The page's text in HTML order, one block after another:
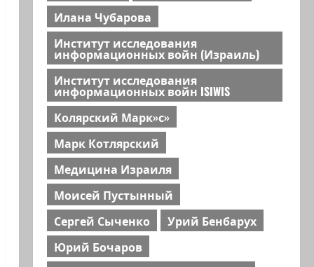
Илана Чубарова
Институт исследования
информационных войн (Израиль)
Институт исследования
информационных войн ISIWIS
Колярский Марк»с»
Марк Котлярский
Медицина Израиля
Моисей Пустынный
Сергей Сыченко
Урий Бенбарух
Юрий Бочаров